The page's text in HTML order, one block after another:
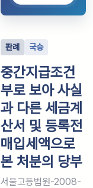
판례 국승
중간지급조건
부로 보아 사실
과 다른 세금계
산서 및 등록전
매입세액으로
본 처분의 당부
서울고등법원-2008-